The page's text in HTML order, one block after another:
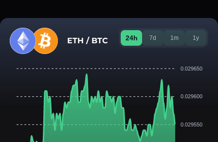
ETH / BTC 24h 7d 1m 1y
0.029650
0.029600
0.029550